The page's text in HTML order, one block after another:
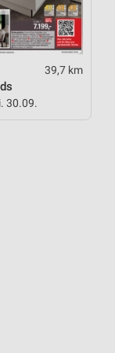
39,7 km
30.09.